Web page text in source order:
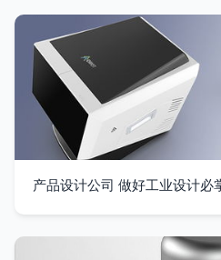
产品设计公司 做好工业设计必